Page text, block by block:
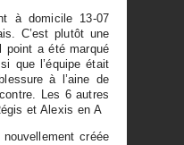
à domicile 13-07
C’est plutôt une
point a été marqué
que l’équipe était
à l’aine de
Les 6 autres
et Alexis en A
créée